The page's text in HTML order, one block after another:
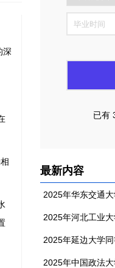
深
已有
最新内容
2025年华东交通
2025年河北工业
2025年延边大学
2025年中国政法